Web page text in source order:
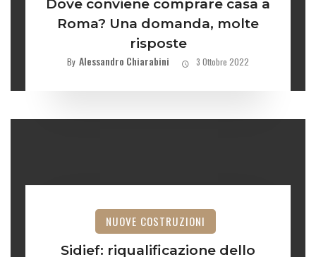
Dove conviene comprare casa a
Roma? Una domanda, molte
risposte
By Alessandro Chiarabini 3 Ottobre 2022
NUOVE COSTRUZIONI
Sidief: riqualificazione dello